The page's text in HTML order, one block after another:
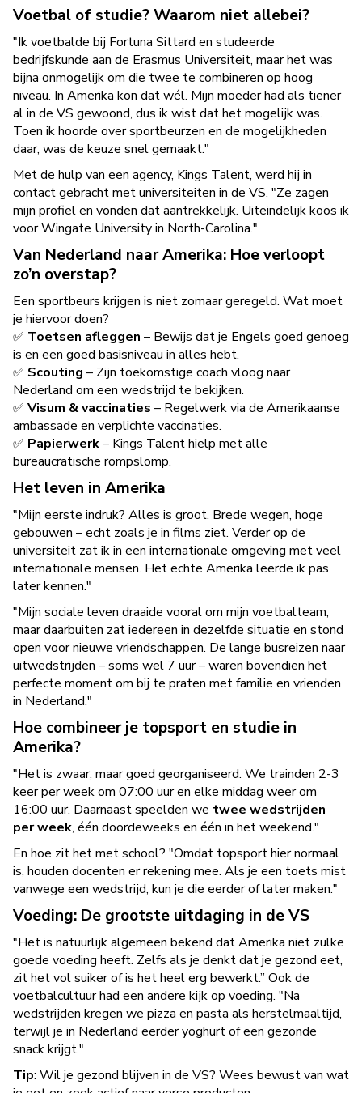
Voetbal of studie? Waarom niet allebei?
"Ik voetbalde bij Fortuna Sittard en studeerde
bedrijfskunde aan de Erasmus Universiteit, maar het was
bijna onmogelijk om die twee te combineren op hoog
niveau. In Amerika kon dat wél. Mijn moeder had als tiener
al in de VS gewoond, dus ik wist dat het mogelijk was.
Toen ik hoorde over sportbeurzen en de mogelijkheden
daar, was de keuze snel gemaakt."
Met de hulp van een agency, Kings Talent, werd hij in
contact gebracht met universiteiten in de VS. "Ze zagen
mijn profiel en vonden dat aantrekkelijk. Uiteindelijk koos ik
voor Wingate University in North-Carolina."
Van Nederland naar Amerika: Hoe verloopt
zo’n overstap?
Een sportbeurs krijgen is niet zomaar geregeld. Wat moet
je hiervoor doen?
✅ Toetsen afleggen – Bewijs dat je Engels goed genoeg
is en een goed basisniveau in alles hebt.
✅ Scouting – Zijn toekomstige coach vloog naar
Nederland om een wedstrijd te bekijken.
✅ Visum & vaccinaties – Regelwerk via de Amerikaanse
ambassade en verplichte vaccinaties.
✅ Papierwerk– Kings Talent hielp met alle
bureaucratische rompslomp.
Het leven in Amerika
"Mijn eerste indruk? Alles is groot. Brede wegen, hoge
gebouwen – echt zoals je in films ziet. Verder op de
universiteit zat ik in een internationale omgeving met veel
internationale mensen. Het echte Amerika leerde ik pas
later kennen."
"Mijn sociale leven draaide vooral om mijn voetbalteam,
maar daarbuiten zat iedereen in dezelfde situatie en stond
open voor nieuwe vriendschappen. De lange busreizen naar
uitwedstrijden – soms wel 7 uur – waren bovendien het
perfecte moment om bij te praten met familie en vrienden
in Nederland."
Hoe combineer je topsport en studie in
Amerika?
"Het is zwaar, maar goed georganiseerd. We trainden 2-3
keer per week om 07:00 uur en elke middag weer om
16:00 uur. Daarnaast speelden we twee wedstrijden
per week, één doordeweeks en één in het weekend."
En hoe zit het met school? "Omdat topsport hier normaal
is, houden docenten er rekening mee. Als je een toets mist
vanwege een wedstrijd, kun je die eerder of later maken."
Voeding: De grootste uitdaging in de VS
"Het is natuurlijk algemeen bekend dat Amerika niet zulke
goede voeding heeft. Zelfs als je denkt dat je gezond eet,
zit het vol suiker of is het heel erg bewerkt.” Ook de
voetbalcultuur had een andere kijk op voeding. "Na
wedstrijden kregen we pizza en pasta als herstelmaaltijd,
terwijl je in Nederland eerder yoghurt of een gezonde
snack krijgt."
Tip: Wil je gezond blijven in de VS? Wees bewust van wat